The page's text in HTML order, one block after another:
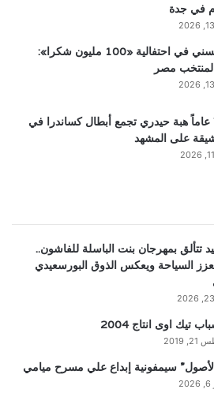
في جدة
تامر حسني في احتفالية «100 مليون شكرا»:
مصر
بعد ٣٢ عاماً هبة حيدري تجمع أبطال كساندرا في
على المشهد
تتألق بمهرجان بنت الباسلة للفاشون..
السياحة ويعكس الذوق البورسعيدي
تيك اوى انتاج 2004
2019
سيمفونية إبداع علي مسرح ميامي